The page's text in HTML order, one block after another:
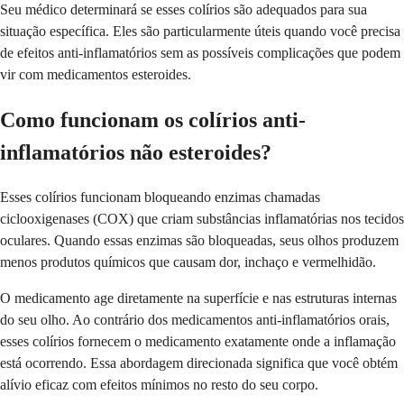
Seu médico determinará se esses colírios são adequados para sua
situação específica. Eles são particularmente úteis quando você precisa
de efeitos anti-inflamatórios sem as possíveis complicações que podem
vir com medicamentos esteroides.
Como funcionam os colírios anti-
inflamatórios não esteroides?
Esses colírios funcionam bloqueando enzimas chamadas
ciclooxigenases (COX) que criam substâncias inflamatórias nos tecidos
oculares. Quando essas enzimas são bloqueadas, seus olhos produzem
menos produtos químicos que causam dor, inchaço e vermelhidão.
O medicamento age diretamente na superfície e nas estruturas internas
do seu olho. Ao contrário dos medicamentos anti-inflamatórios orais,
esses colírios fornecem o medicamento exatamente onde a inflamação
está ocorrendo. Essa abordagem direcionada significa que você obtém
alívio eficaz com efeitos mínimos no resto do seu corpo.